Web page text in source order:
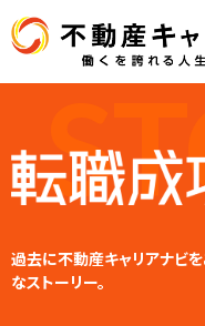
過去に不動産キャリアナビ
なストーリー。